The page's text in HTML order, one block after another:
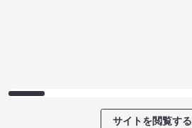
サイトを閲覧する